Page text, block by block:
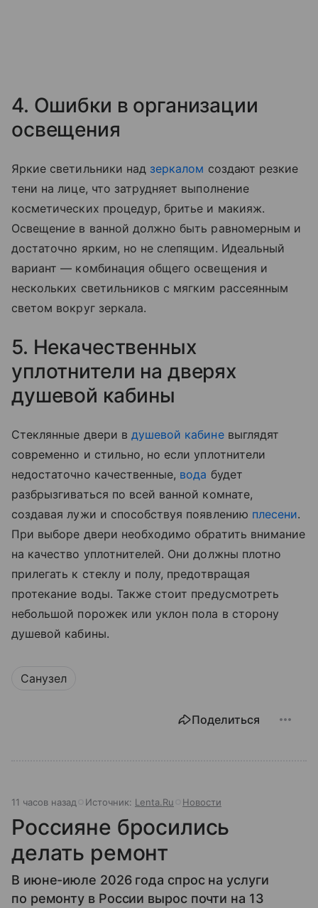
4. Ошибки в организации
освещения
Яркие светильники над зеркалом создают резкие
тени на лице, что затрудняет выполнение
косметических процедур, бритье и макияж.
Освещение в ванной должно быть равномерным и
достаточно ярким, но не слепящим. Идеальный
вариант — комбинация общего освещения и
нескольких светильников с мягким рассеянным
светом вокруг зеркала.
5. Некачественных
уплотнители на дверях
душевой кабины
Стеклянные двери в душевой кабиневыглядят
современно и стильно, но если уплотнители
недостаточно качественные, вода будет
разбрызгиваться по всей ванной комнате,
создавая лужи и способствуя появлению плесени.
При выборе двери необходимо обратить внимание
на качество уплотнителей. Они должны плотно
прилегать к стеклу и полу, предотвращая
протекание воды. Также стоит предусмотреть
небольшой порожек или уклон пола в сторону
душевой кабины.
Санузел
Поделиться
11 часов назад Источник: Lenta.Ru Новости
Россияне бросились
делать ремонт
В июне-июле 2026 года спрос на услуги
по ремонту в России вырос почти на 13